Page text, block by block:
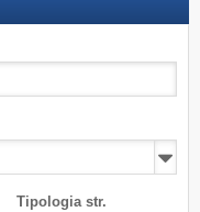
Tipologia str.